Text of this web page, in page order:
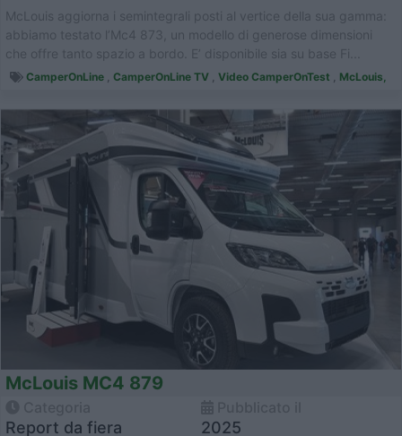
McLouis aggiorna i semintegrali posti al vertice della sua gamma:
abbiamo testato l’Mc4 873, un modello di generose dimensioni
che offre tanto spazio a bordo. E’ disponibile sia su base Fi...
CamperOnLine CamperOnLine TV Video CamperOnTest McLouis,
McLouis MC4 879
Report da fiera 2025